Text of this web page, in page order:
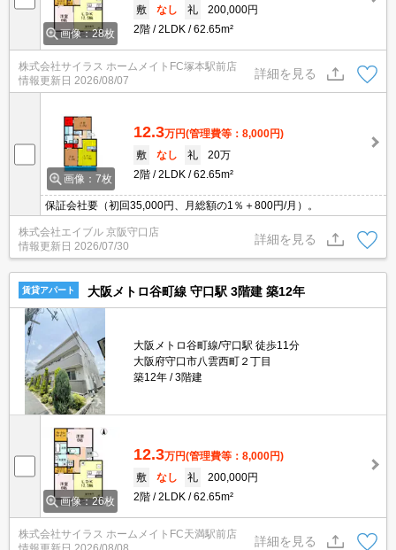
画像：28枚
敷
なし 礼
200,000円
2階
2LDK 62.65m²
株式会社サイラス ホームメイトFC塚本駅前店
情報更新日 2026/08/07
詳細を見る
画像：7枚
12.3万円(管理費等：8,000円)
敷
なし 礼
20万
2階
2LDK 62.65m²
保証会社要（初回35,000円、月総額の1％＋800円/月）。
株式会社エイブル 京阪守口店
情報更新日 2026/07/30
詳細を見る
賃貸アパート 大阪メトロ谷町線 守口駅 3階建 築12年
大阪メトロ谷町線/守口駅 徒歩11分
大阪府守口市八雲西町２丁目
築12年
3階建
画像：26枚
12.3万円(管理費等：8,000円)
敷
なし 礼
200,000円
2階
2LDK 62.65m²
株式会社サイラス ホームメイトFC天満駅前店
詳細を見る